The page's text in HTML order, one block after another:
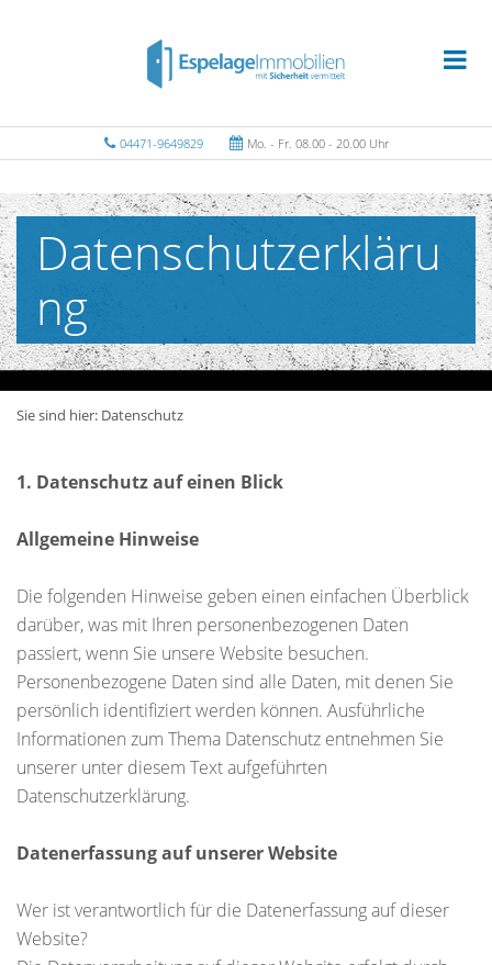
04471-9649829 Mo. - Fr. 08.00 - 20.00 Uhr
Datenschutzerkläru
ng
Sie sind hier: Datenschutz
1. Datenschutz auf einen Blick
Allgemeine Hinweise
Die folgenden Hinweise geben einen einfachen Überblick
darüber, was mit Ihren personenbezogenen Daten
passiert, wenn Sie unsere Website besuchen.
Personenbezogene Daten sind alle Daten, mit denen Sie
persönlich identifiziert werden können. Ausführliche
Informationen zum Thema Datenschutz entnehmen Sie
unserer unter diesem Text aufgeführten
Datenschutzerklärung.
Datenerfassung auf unserer Website
Wer ist verantwortlich für die Datenerfassung auf dieser
Website?